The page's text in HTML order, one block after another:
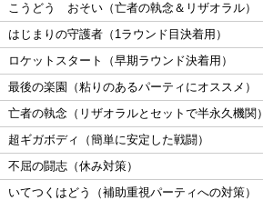
こうどう おそい（亡者の執念＆リザオラル）
はじまりの守護者（1ラウンド目決着用）
ロケットスタート（早期ラウンド決着用）
最後の楽園（粘りのあるパーティにオススメ）
亡者の執念（リザオラルとセットで半永久機関）
超ギガボディ（簡単に安定した戦闘）
不屈の闘志（休み対策）
いてつくはどう（補助重視パーティへの対策）